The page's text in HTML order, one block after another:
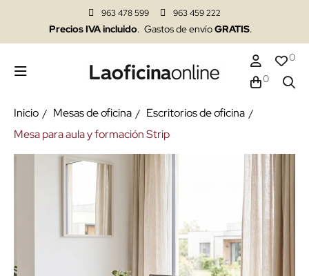
963 478 599 963 459 222
Precios IVA incluido. Gastos de envíoGRATIS.
0
0
Inicio Mesas de oficina
Escritorios de oficina
Mesa para aula y formación Strip